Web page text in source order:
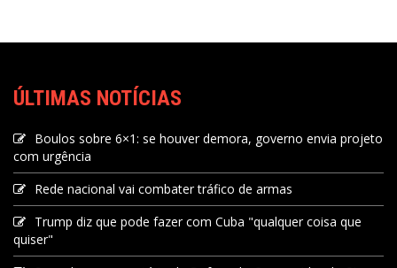
ÚLTIMAS NOTÍCIAS
Boulos sobre 6×1: se houver demora, governo envia projeto
com urgência
Rede nacional vai combater tráfico de armas
Trump diz que pode fazer com Cuba "qualquer coisa que
quiser"